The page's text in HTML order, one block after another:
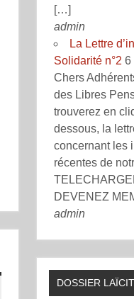
[…]
admin
La Lettre
Solidarité n°2 6
Chers
des Libres
trouverez en
dessous, la
concernant les
récentes de
DEVENEZ
admin
DOSSIER